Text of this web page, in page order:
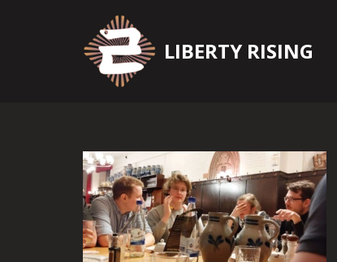
LIBERTY RISING